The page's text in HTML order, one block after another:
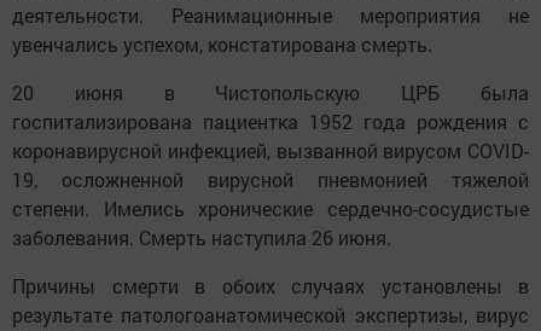
деятельности. Реанимационные мероприятия не
увенчались успехом, констатирована смерть.
20 июня в Чистопольскую ЦРБ была
госпитализирована пациентка 1952 года рождения с
коронавирусной инфекцией, вызванной вирусом COVID-
19, осложненной вирусной пневмонией тяжелой
степени. Имелись хронические сердечно-сосудистые
заболевания. Смерть наступила 26 июня.
Причины смерти в обоих случаях установлены в
результате патологоанатомической экспертизы, вирус